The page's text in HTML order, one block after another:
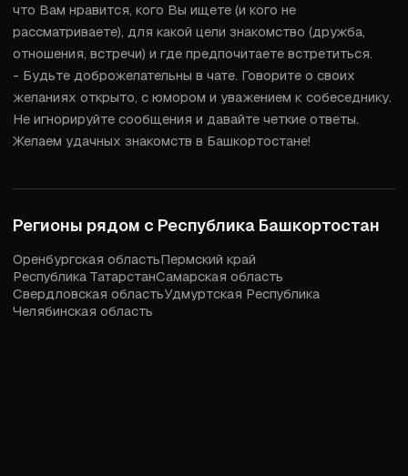
что Вам нравится, кого Вы ищете (и кого не
рассматриваете), для какой цели знакомство (дружба,
отношения, встречи) и где предпочитаете встретиться.
- Будьте доброжелательны в чате. Говорите о своих
желаниях открыто, с юмором и уважением к собеседнику.
Не игнорируйте сообщения и давайте четкие ответы.
Желаем удачных знакомств в Башкортостане!
Регионы рядом с Республика Башкортостан
Оренбургская областьПермский край
Республика ТатарстанСамарская область
Свердловская областьУдмуртская Республика
Челябинская область